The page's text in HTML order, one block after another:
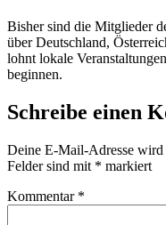
Bisher sind die Mitglieder
über Deutschland,
lohnt lokale
beginnen.
Schreibe einen
Deine E-Mail-Adresse
Felder sind mit * markiert
Kommentar *